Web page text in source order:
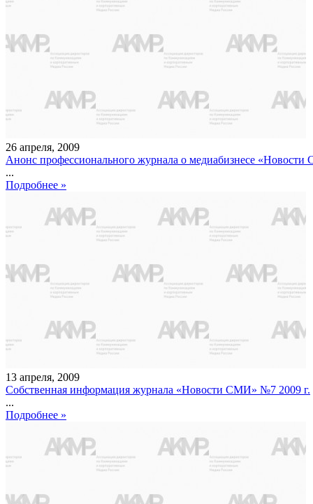
26 апреля, 2009
Анонс профессионального журнала о медиабизнесе
...
Подробнее »
13 апреля, 2009
Собственная информация журнала «Новости СМИ» №7 2009 г.
...
Подробнее »